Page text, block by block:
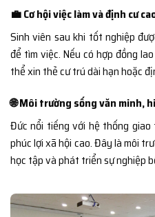
💼 Cơ hội việc làm và định cư
Sinh viên sau khi tốt nghiệp
để tìm việc. Nếu có hợp đồng
thể xin thẻ cư trú dài hạn hoặc
🌐 Môi trường sống văn minh,
Đức nổi tiếng với hệ thống
phúc lợi xã hội cao. Đây là môi
học tập và phát triển sự nghiệp